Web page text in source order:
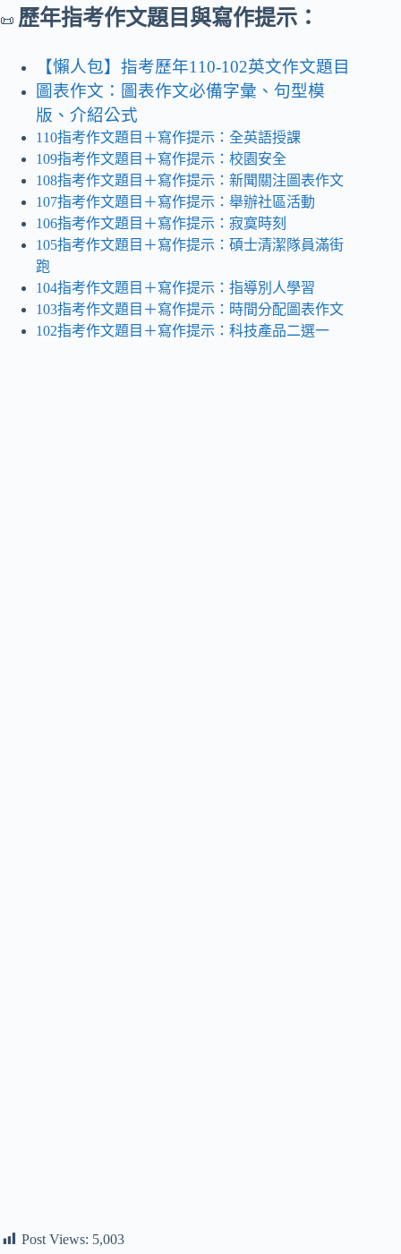
📜 歷年指考作文題目與寫作提示：
【懶人包】指考歷年110-102英文作文題目
圖表作文：圖表作文必備字彙、句型模
版、介紹公式
110指考作文題目＋寫作提示：全英語授課
109指考作文題目＋寫作提示：校園安全
108指考作文題目＋寫作提示：新聞關注圖表作文
107指考作文題目＋寫作提示：舉辦社區活動
106指考作文題目＋寫作提示：寂寞時刻
105指考作文題目＋寫作提示：碩士清潔隊員滿街
跑
104指考作文題目＋寫作提示：指導別人學習
103指考作文題目＋寫作提示：時間分配圖表作文
102指考作文題目＋寫作提示：科技產品二選一
Post Views: 5,003